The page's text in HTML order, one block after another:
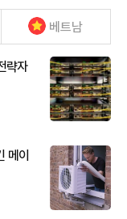
베트남
략자
메이